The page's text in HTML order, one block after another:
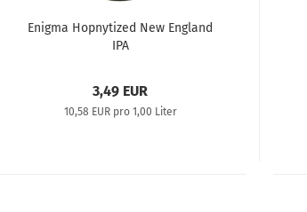
Enigma Hopnytized New England
IPA
3,49 EUR
10,58 EUR pro 1,00 Liter